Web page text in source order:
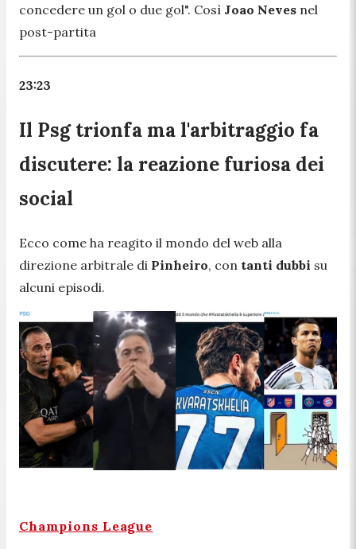
concedere un gol o due gol". Così Joao Neves nel
post-partita
23:23
Il Psg trionfa ma l'arbitraggio fa
discutere: la reazione furiosa dei
social
Ecco come ha reagito il mondo del web alla
direzione arbitrale di Pinheiro, con tanti dubbi su
alcuni episodi.
Champions League